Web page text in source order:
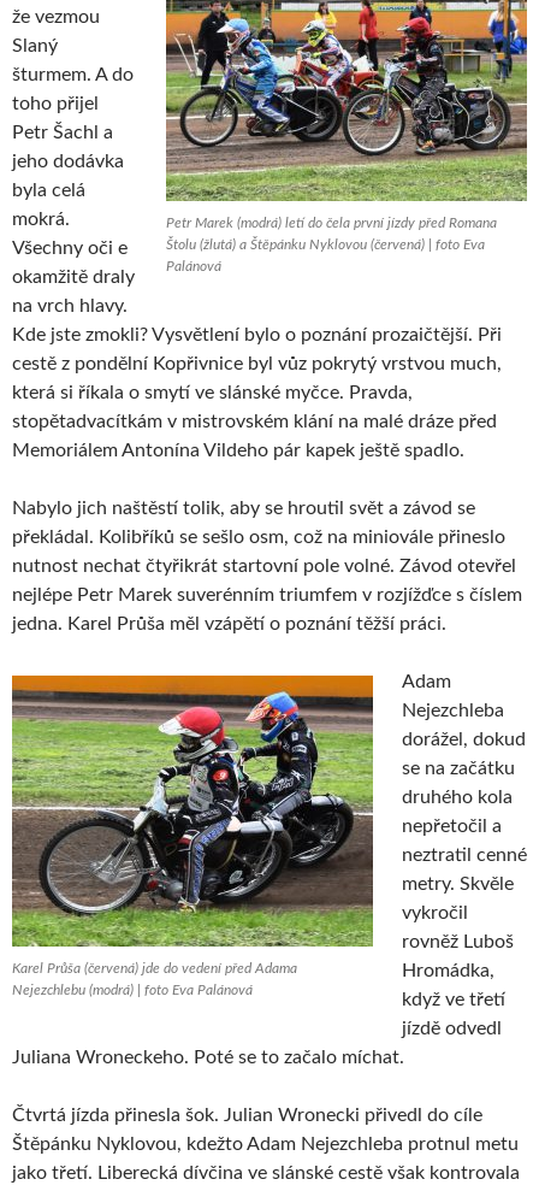
Petr Marek (modrá) letí do čela první jízdy před Romana
Štolu (žlutá) a Štěpánku Nyklovou (červená) | foto Eva
Palánová
že vezmou
Slaný
šturmem. A do
toho přijel
Petr Šachl a
jeho dodávka
byla celá
mokrá.
Všechny oči e
okamžitě draly
na vrch hlavy.
Kde jste zmokli? Vysvětlení bylo o poznání prozaičtější. Při
cestě z pondělní Kopřivnice byl vůz pokrytý vrstvou much,
která si říkala o smytí ve slánské myčce. Pravda,
stopětadvacítkám v mistrovském klání na malé dráze před
Memoriálem Antonína Vildeho pár kapek ještě spadlo.
Nabylo jich naštěstí tolik, aby se hroutil svět a závod se
překládal. Kolibříků se sešlo osm, což na miniovále přineslo
nutnost nechat čtyřikrát startovní pole volné. Závod otevřel
nejlépe Petr Marek suverénním triumfem v rozjížďce s číslem
jedna. Karel Průša měl vzápětí o poznání těžší práci.
Karel Průša (červená) jde do vedení před Adama
Nejezchlebu (modrá) | foto Eva Palánová
Adam
Nejezchleba
dorážel, dokud
se na začátku
druhého kola
nepřetočil a
neztratil cenné
metry. Skvěle
vykročil
rovněž Luboš
Hromádka,
když ve třetí
jízdě odvedl
Juliana Wroneckeho. Poté se to začalo míchat.
Čtvrtá jízda přinesla šok. Julian Wronecki přivedl do cíle
Štěpánku Nyklovou, kdežto Adam Nejezchleba protnul metu
jako třetí. Liberecká dívčina ve slánské cestě však kontrovala